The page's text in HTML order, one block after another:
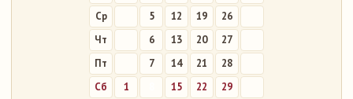
Ср
5 12 19
26
Чт
6 13 20
27
Пт
7 14 21
28
Сб
1 15 22
29